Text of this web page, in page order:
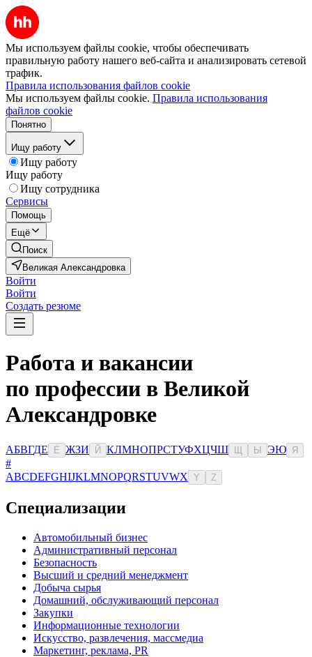
Мы используем файлы cookie, чтобы обеспечивать
правильную работу нашего веб-сайта и анализировать сетевой
трафик.
Правила использования файлов cookie
Мы используем файлы cookie. Правила использования
файлов cookie
Понятно
Ищу работу
Ищу работу
Ищу работу
Ищу сотрудника
Сервисы
Помощь
Ещё
Поиск
Великая Александровка
Войти
Войти
Создать резюме
Работа и вакансии
по профессии в Великой
Александровке
АБВГДЕ Ё ЖЗИ Й КЛМНОПРСТУФХЦЧШ Ы ЭЮ Я
#
ABCDEFGHIJKLMNOPQRSTUVWX Y Z
Специализации
Автомобильный бизнес
Административный персонал
Безопасность
Высший и средний менеджмент
Добыча сырья
Домашний, обслуживающий персонал
Закупки
Информационные технологии
Искусство, развлечения, массмедиа
Маркетинг, реклама, PR